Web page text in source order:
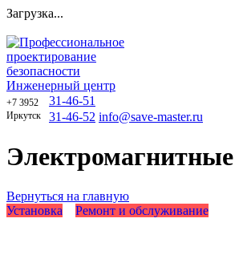
Загрузка...
Профессиональное
проектирование
безопасности
Инженерный центр
+7 3952
Иркутск
31-46-51
31-46-52 info@save-master.ru
Вернуться на главную
Установка
Ремонт и обслуживание